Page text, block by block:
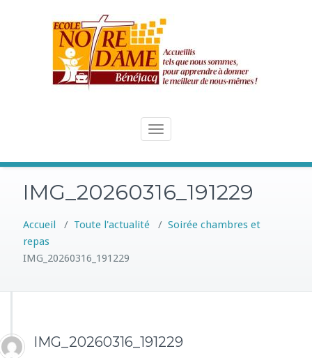
Toggle
IMG_20260316_191229
Accueil / Toute l'actualité / Soirée chambres et
repas
IMG_20260316_191229
IMG_20260316_191229